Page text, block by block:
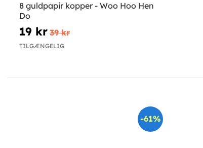
8 guldpapir kopper - Woo Hoo Hen
Do
19 kr 39 kr
TILGÆNGELIG
-61%